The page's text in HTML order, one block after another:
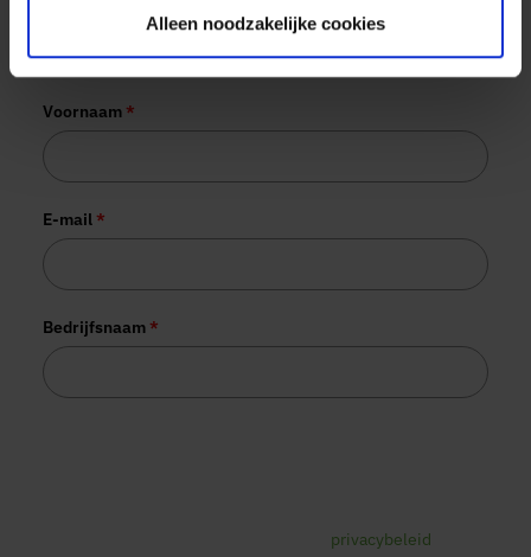
Alleen noodzakelijke cookies
More than 1,000 organisations have
already joined us.
Voornaam *
E-mail*
Bedrijfsnaam*
privacybeleid